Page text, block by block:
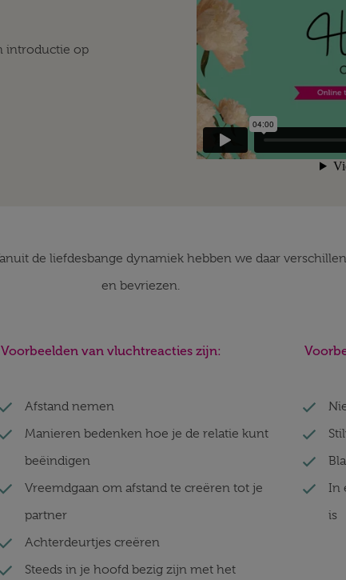
introductie op
de liefdesbange dynamiek hebben we daar
en bevriezen.
Voorbeelden van vluchtreacties zijn:
Afstand nemen
Manieren bedenken hoe je de relatie kunt
beëindigen
Vreemdgaan om afstand te creëren tot je
partner
Achterdeurtjes creëren
Steeds in je hoofd bezig zijn met het
In
is